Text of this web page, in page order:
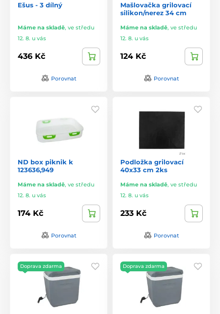
Ešus - 3 dílný
Máme na skladě, ve středu
12. 8. u vás
436 Kč
Porovnat
Mašlovačka grilovací
silikon/nerez 34 cm
Máme na skladě, ve středu
12. 8. u vás
124 Kč
Porovnat
ND box piknik k
123636,949
Máme na skladě, ve středu
12. 8. u vás
174 Kč
Porovnat
Podložka grilovací
40x33 cm 2ks
Máme na skladě, ve středu
12. 8. u vás
233 Kč
Porovnat
Doprava zdarma Doprava zdarma